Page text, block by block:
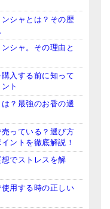
シャとは？その歴
シャ。その理由と
入する前に知って
ト
？最強のお香の選
っている？選び方
ントを徹底解説！
でストレスを解
用する時の正しい